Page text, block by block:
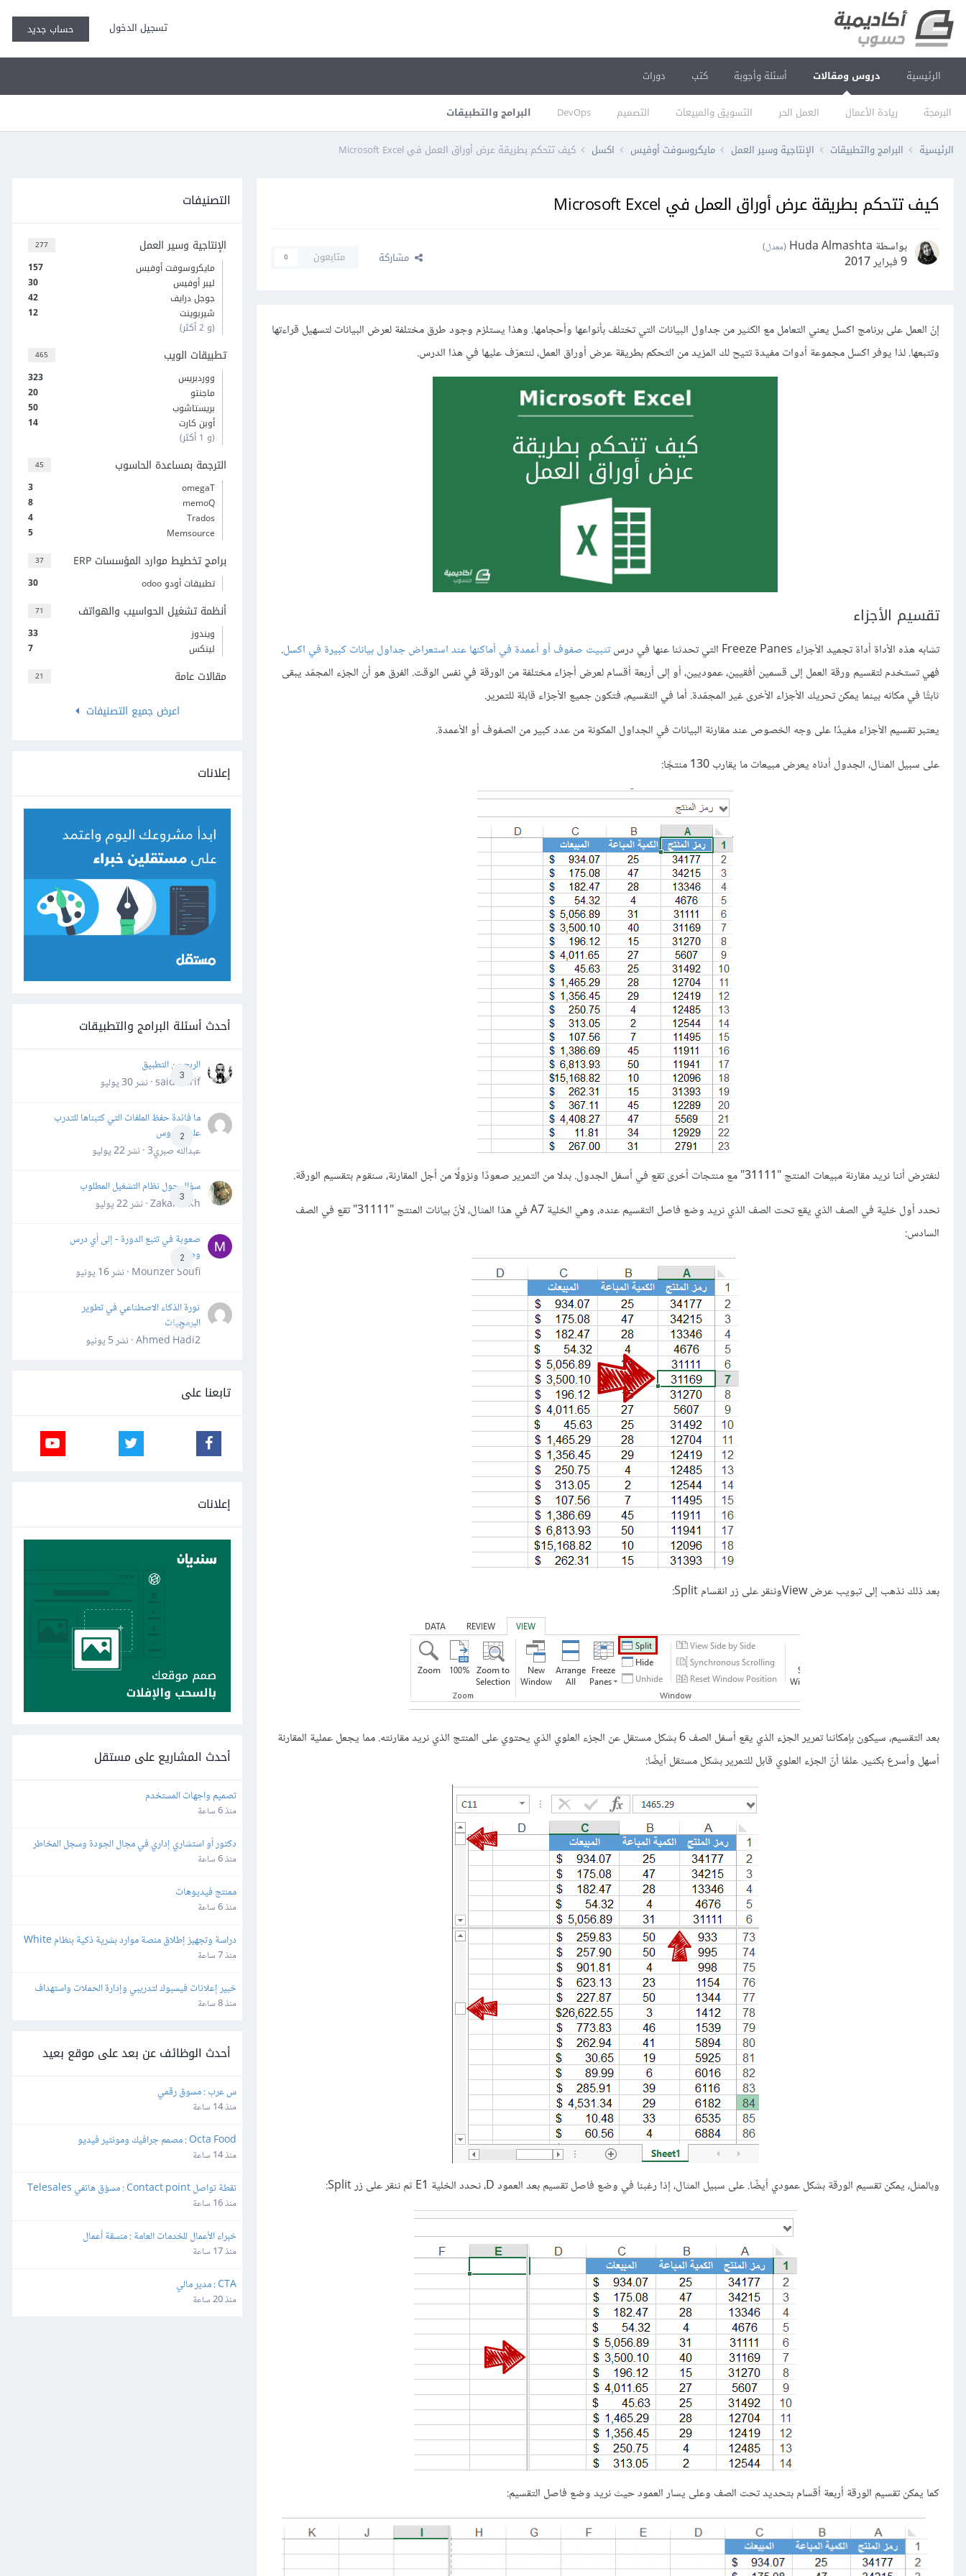
تسجيل الدخول حساب جديد
الرئيسية دروس ومقالات
البرمجة ريادة الأعمال العمل الحر التسويق والمبيعات التصميم DevOps البرامج والتطبيقات
أسئلة وأجوبة كتب دورات
الرئيسية البرامج والتطبيقات الإنتاجية وسير العمل مايكروسوفت أوفيس اكسل كيف تتحكم بطريقة عرض أوراق العمل في Microsoft Excel
كيف تتحكم بطريقة عرض أوراق العمل في Microsoft Excel
بواسطة Huda Almashta (معدل)
9 فبراير 2017 مشاركة متابعون 0
إنّ العمل على برنامج اكسل يعني التعامل مع الكثير من جداول البيانات التي تختلف بأنواعها وأحجامها. وهذا يستلزم وجود طرق مختلفة لعرض البيانات لتسهيل قراءتها
وتتبعها. لذا يوفر اكسل مجموعة أدوات مفيدة تتيح لك المزيد من التحكم بطريقة عرض أوراق العمل، لنتعرّف عليها في هذا الدرس.
تقسيم الأجزاء
تشابه هذه الأداة أداة تجميد الأجزاء Freeze Panes التي تحدثنا عنها في درس تثبيت صفوف أو أعمدة في أماكنها عند استعراض جداول بيانات كبيرة في اكسل.
فهي تستخدم لتقسيم ورقة العمل إلى قسمين أفقيين، عموديين، أو إلى أربعة أقسام لعرض أجزاء مختلفة من الورقة في نفس الوقت. الفرق هو أن الجزء المجمّد يبقى
ثابتًا في مكانه بينما يمكن تحريك الأجزاء الأخرى غير المجمّدة. أما في التقسيم، فتكون جميع الأجزاء قابلة للتمرير.
يعتبر تقسيم الأجزاء مفيدُا على وجه الخصوص عند مقارنة البيانات في الجداول المكونة من عدد كبير من الصفوف أو الأعمدة.
على سبيل المثال، الجدول أدناه يعرض مبيعات ما يقارب 130 منتجًا:
لنفترض أننا نريد مقارنة مبيعات المنتج "31111" مع منتجات أخرى تقع في أسفل الجدول. بدلا من التمرير صعودًا ونزولًا من أجل المقارنة، سنقوم بتقسيم الورقة.
نحدد أول خلية في الصف الذي يقع تحت الصف الذي نريد وضع فاصل التقسيم عنده، وهي الخلية A7 في هذا المثال، لأنّ بيانات المنتج "31111" تقع في الصف
السادس:
بعد ذلك نذهب إلى تبويب عرض Viewوننقر على زر انقسام Split:
بعد التقسيم، سيكون بإمكاننا تمرير الجزء الذي يقع أسفل الصف 6 بشكل مستقل عن الجزء العلوي الذي يحتوي على المنتج الذي نريد مقارنته. مما يجعل عملية المقارنة
أسهل وأسرع بكثير. علمًا أنّ الجزء العلوي قابل للتمرير بشكل مستقل أيضًا:
وبالمثل، يمكن تقسيم الورقة بشكل عمودي أيضًا. على سبيل المثال، إذا رغبنا في وضع فاصل تقسيم بعد العمود D، نحدد الخلية E1 ثم ننقر على زر Split:
كما يمكن تقسيم الورقة أربعة أقسام بتحديد تحت الصف وعلى يسار العمود حيث نريد وضع فاصل التقسيم:
التصنيفات
277 الإنتاجية وسير العمل
157
مايكروسوفت أوفيس
30
ليبر أوفيس
42
جوجل درايف
12
شيربوينت
(و 2 أكثر)
465 تطبيقات الويب
323
ووردبريس
20
ماجنتو
50
بريستاشوب
14
أوبن كارت
(و 1 أكثر)
45 الترجمة بمساعدة الحاسوب
3
omegaT
8
memoQ
4
Trados
5
Memsource
37 برامج تخطيط موارد المؤسسات ERP
30 تطبيقات أودو odoo
71 أنظمة تشغيل الحواسيب والهواتف
33
ويندوز
7
لينكس
21
مقالات عامة
اعرض جميع التصنيفات
إعلانات
أحدث أسئلة البرامج والتطبيقات
3
الربح من التطبيق
said darif · نشر
30 يوليو
2
ما فائدة حفظ الملفات التي كتبناها للتدرب
على الدروس
عبدالله صبري3 · نشر
22 يوليو
3
سؤال حول نظام التشغيل المطلوب
Zakaria Kh · نشر
22 يوليو
2
صعوبة في تتبع الدورة - إلى أي درس
وصلت؟
Mounzer Soufi · نشر
16 يونيو
0
ثورة الذكاء الاصطناعي في تطوير
البرمجيات
Ahmed Hadi2 · نشر
5 يونيو
تابعنا على
إعلانات
أحدث المشاريع على مستقل
تصميم واجهات المستخدم
منذ 6 ساعة
دكتور أو استشاري إداري في مجال الجودة وسجل المخاطر
والاستراتيجية والمجالات القانونية
منذ 6 ساعة
ممنتج فيديوهات
منذ 6 ساعة
Label وإعادة البيع
منذ 7 ساعة
الجمهور بدقة
منذ 8 ساعة
أحدث الوظائف عن بعد على موقع بعيد
س عرب : مسوق رقمي
منذ 14 ساعة
Octa Food : مصمم جرافيك ومونتير فيديو
منذ 14 ساعة
نقطة تواصل Contact point : مسوّق هاتفي Telesales
منذ 16 ساعة
خبراء الأعمال للخدمات العامة : منسقة أعمال
منذ 17 ساعة
CTA : مدير مالي
منذ 20 ساعة